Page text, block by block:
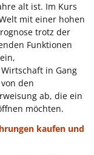
alt ist. Im Kurs
mit einer hohen
trotz der
Funktionen
in Gang
den
ab, die ein
möchten.
kaufen und